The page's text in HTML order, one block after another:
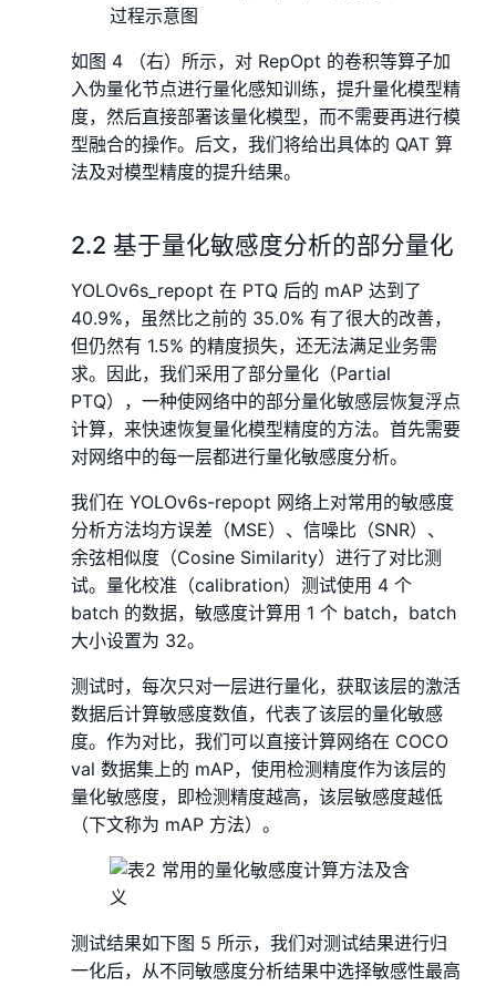
如图 4 （右）所示，对 RepOpt 的卷积等算子加
入伪量化节点进行量化感知训练，提升量化模型精
度，然后直接部署该量化模型，而不需要再进行模
型融合的操作。后文，我们将给出具体的 QAT 算
法及对模型精度的提升结果。
2.2 基于量化敏感度分析的部分量化
YOLOv6s_repopt 在 PTQ 后的 mAP 达到了
40.9%，虽然比之前的 35.0% 有了很大的改善，
但仍然有 1.5% 的精度损失，还无法满足业务需
求。因此，我们采用了部分量化（Partial
PTQ），一种使网络中的部分量化敏感层恢复浮点
计算，来快速恢复量化模型精度的方法。首先需要
对网络中的每一层都进行量化敏感度分析。
我们在 YOLOv6s-repopt 网络上对常用的敏感度
分析方法均方误差（MSE）、信噪比（SNR）、
余弦相似度（Cosine Similarity）进行了对比测
试。量化校准（calibration）测试使用 4 个
batch 的数据，敏感度计算用 1 个 batch，batch
大小设置为 32。
测试时，每次只对一层进行量化，获取该层的激活
数据后计算敏感度数值，代表了该层的量化敏感
度。作为对比，我们可以直接计算网络在 COCO
val 数据集上的 mAP，使用检测精度作为该层的
量化敏感度，即检测精度越高，该层敏感度越低
（下文称为 mAP 方法）。
测试结果如下图 5 所示，我们对测试结果进行归
一化后，从不同敏感度分析结果中选择敏感性最高